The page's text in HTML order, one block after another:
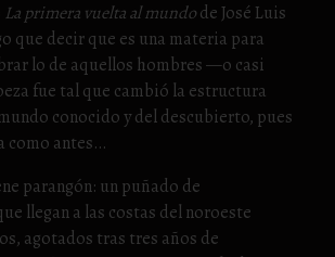
La primera vuelta al mundode José Luis
que decir que es una materia para
lo de aquellos hombres —o casi
fue tal que cambió la estructura
conocido y del descubierto, pues
como antes…
parangón: un puñado de
llegan a las costas del noroeste
agotados tras tres años de